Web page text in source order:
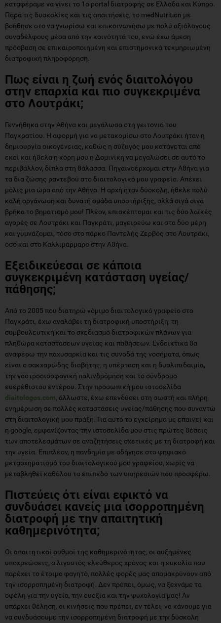
καταφέραμε να γίνει το 1ο portal διατροφής σε Ελλάδα και Κύπρο.
Παρά τις δυσκολίες και τις απαιτήσεις, το medNutrition με
βοήθησε στο να γνωρίσω και επικοινωνήσω με πολύ αξιόλογους
συναδέλφους μέσα από την κοινότητά του, ενώ έχω άμεση
πρόσβαση σε επικαιροποιημένη και επιστημονικά τεκμηριωμένη
διατροφική πληροφόρηση.
Πως είναι η ζωή ενός διαιτολόγου
στην επαρχία και πιο συγκεκριμένα
στο Λουτράκι;
Γεννήθηκα στην Αθήνα και μεγάλωσα στη γειτονιά του
Παγκρατίου. Η αφορμή για να μετακομίσω στο Λουτράκι ήταν η
δημιουργία οικογένειας, καθώς η σύζυγός μου κατάγεται από
εκεί και ήθελα η κόρη μου η Δομινίκη να μεγαλώσει σε αυτό το
περιβάλλον, δίπλα στη θάλασσα. Πηγαινοέρχομαι στην Αθήνα για
τα δια ζώσης ραντεβού στο διαιτολογικό μου γραφείο. Απέχει
μόλις μια ώρα από την Αθήνα. Η αρχή ήταν δύσκολη, ήθελε πολύ
καλή οργάνωση και δυνατή ομάδα υποστήριξης, αλλά σιγά σιγά
βρήκα το βηματισμό μου! Πλέον, επισκέπτομαι και τις δύο λαϊκές
αγορές σε Λουτράκι και Παγκράτι, μαγειρεύω και στα δύο μέρη
και γυμνάζομαι, τόσο στο πάρκο Παντελής Ζερβός στο Λουτράκι,
όσο και στο Καλλιμάρμαρο στην Αθήνα.
Εξειδικεύεσαι σε κάποια
συγκεκριμένη κατάσταση υγείας/
πάθησης;
Από το 2005 που διατηρώ νόμιμο διαιτολογικό γραφείο στο
Παγκράτι, έχω αναλάβει τη διατροφική υποστήριξη, τη
συμβουλευτική και το σχεδιασμό διατροφικών πλάνων για
πληθώρα καταστάσεων υγείας και παθήσεων. Ενδεικτικά θα
αναφέρω την παχυσαρκία και τις συνοδά της νοσήματα, όπως
είναι ο σακχαρώδης διαβήτης, η υπέρταση και η δυσλιπιδαιμία,
την γαστροοισοφαγική παλινδρόμηση και το σύνδρομο
ευερέθιστου εντέρου. Στην προσωπική μου ιστοσελίδα
diaitologos.com, άλλωστε, έχω επενδύσει στη σωστή και πλήρη
ενημέρωση σε πολλές καταστάσεις υγείας/πάθησης που συναντώ
στη διαιτολογική μου πράξη. Για αυτό το εγχείρημα με επαινεί και
η google, εμφανίζοντας την ιστοσελίδα μου στις πρώτες θέσεις
των αποτελεσμάτων σε αναζητήσεις σχετικές με τη διατροφή και
την υγεία. Επιπλέον, η πανδημία με οδήγησε στο ψηφιακό
μετασχηματισμό του διαιτολογικού μου γραφείου, χωρίς να
μεταβληθεί καθόλου το επίπεδο των υπηρεσιών που προσφέρω.
Πιστεύεις ότι είναι εφικτό να
συνδυάσει κανείς μια ισορροπημένη
διατροφή με την απαιτητική
καθημερινότητα;
Οι απαιτητικοί ρυθμοί της καθημερινότητας, οι αυξημένες
υποχρεώσεις, ο λιγοστός ελεύθερος χρόνος και η ευκολία που
παρέχει το έτοιμο φαγητό, πολλές φορές μας απομακρύνουν από
την ισορροπημένη διατροφή. Δεν πρέπει, όμως, να ξεχνάμε τα
οφέλη για την υγεία, την ευεξία και την ψυχολογία μας! Αν
υπάρχει θέληση, οι κινήσεις που πρέπει, εν τέλει, να κάνουμε για
να συνδυάσουμε την ισορροπημένη διατροφή με την δύσκολη